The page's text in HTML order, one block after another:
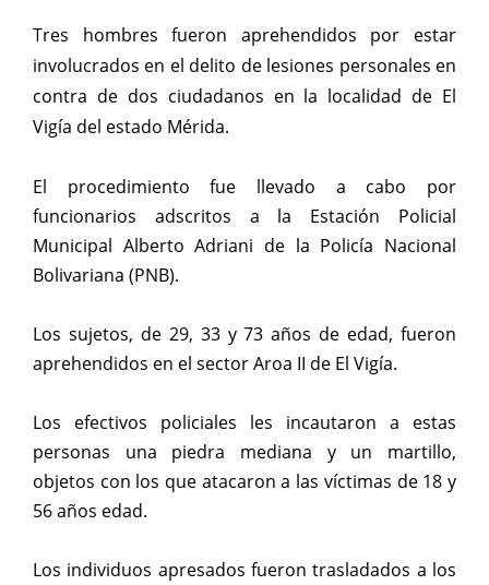
Tres hombres fueron aprehendidos por estar
involucrados en el delito de lesiones personales en
contra de dos ciudadanos en la localidad de El
Vigía del estado Mérida.
El procedimiento fue llevado a cabo por
funcionarios adscritos a la Estación Policial
Municipal Alberto Adriani de la Policía Nacional
Bolivariana (PNB).
Los sujetos, de 29, 33 y 73 años de edad, fueron
aprehendidos en el sector Aroa II de El Vigía.
Los efectivos policiales les incautaron a estas
personas una piedra mediana y un martillo,
objetos con los que atacaron a las víctimas de 18 y
56 años edad.
Los individuos apresados fueron trasladados a los